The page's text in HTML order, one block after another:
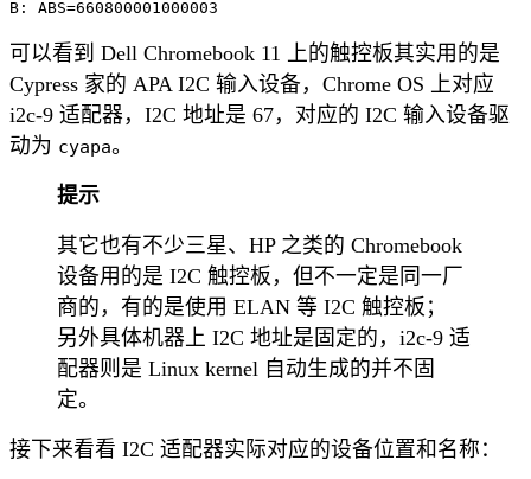
可以看到 Dell Chromebook 11 上的触控板其实用的是
Cypress 家的 APA I2C 输入设备，Chrome OS 上对应
i2c-9 适配器，I2C 地址是 67，对应的 I2C 输入设备驱
动为 cyapa。
提示
其它也有不少三星、HP 之类的 Chromebook
设备用的是 I2C 触控板，但不一定是同一厂
商的，有的是使用 ELAN 等 I2C 触控板；
另外具体机器上 I2C 地址是固定的，i2c-9 适
配器则是 Linux kernel 自动生成的并不固
定。
接下来看看 I2C 适配器实际对应的设备位置和名称：